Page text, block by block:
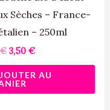
Sèches – France-
– 250ml
€ 3,50 €
AU